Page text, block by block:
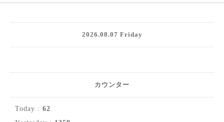
2026.08.07 Friday
カウンター
Today : 62